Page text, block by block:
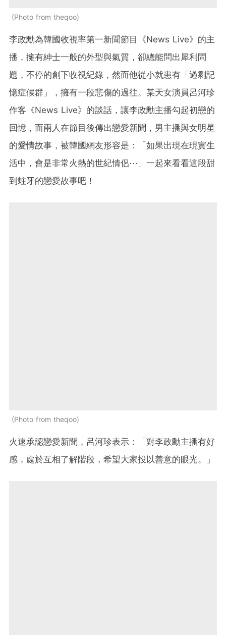
Photo from theqoo
李政勳為韓國收視率第一新聞節目《News Live》的主
播，擁有紳士一般的外型與氣質，卻總能問出犀利問
題，不停的創下收視紀錄，然而他從小就患有「過剩記
憶症候群」，擁有一段悲傷的過往。某天女演員呂河珍
作客《News Live》的談話，讓李政勳主播勾起初戀的
回憶，而兩人在節目後傳出戀愛新聞，男主播與女明星
的愛情故事，被韓國網友形容是：「如果出現在現實生
活中，會是非常火熱的世紀情侶⋯」一起來看看這段甜
到蛀牙的戀愛故事吧！
Photo from theqoo
火速承認戀愛新聞，呂河珍表示：「對李政勳主播有好
感，處於互相了解階段，希望大家投以善意的眼光。」